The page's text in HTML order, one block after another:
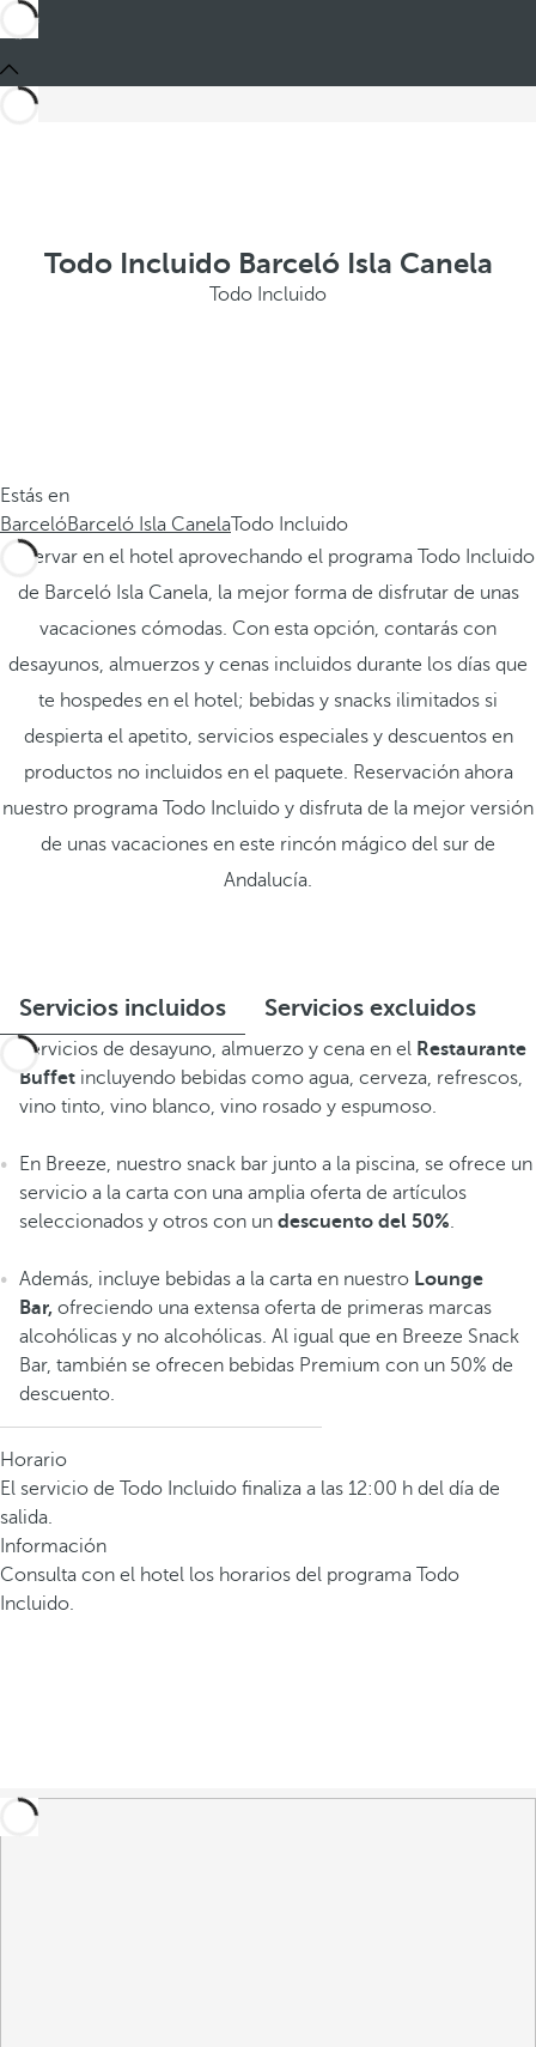
Todo Incluido Barceló Isla Canela
Todo Incluido
Estás en
BarcelóBarceló Isla CanelaTodo Incluido
Reservar en el hotel aprovechando el programa Todo Incluido
de Barceló Isla Canela, la mejor forma de disfrutar de unas
vacaciones cómodas. Con esta opción, contarás con
desayunos, almuerzos y cenas incluidos durante los días que
te hospedes en el hotel; bebidas y snacks ilimitados si
despierta el apetito, servicios especiales y descuentos en
productos no incluidos en el paquete. Reservación ahora
nuestro programa Todo Incluido y disfruta de la mejor versión
de unas vacaciones en este rincón mágico del sur de
Andalucía.
Servicios incluidos Servicios excluidos
Servicios de desayuno, almuerzo y cena en el Restaurante
Buffet incluyendo bebidas como agua, cerveza, refrescos,
vino tinto, vino blanco, vino rosado y espumoso.
En Breeze, nuestro snack bar junto a la piscina, se ofrece un
servicio a la carta con una amplia oferta de artículos
seleccionados y otros con un descuento del 50%.
Además, incluye bebidas a la carta en nuestro Lounge
Bar, ofreciendo una extensa oferta de primeras marcas
alcohólicas y no alcohólicas. Al igual que en Breeze Snack
Bar, también se ofrecen bebidas Premium con un 50% de
descuento.
Horario
El servicio de Todo Incluido finaliza a las 12:00 h del día de
salida.
Información
Consulta con el hotel los horarios del programa Todo
Incluido.